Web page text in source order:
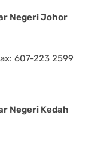
Negeri Johor
607-223 2599
Negeri Kedah